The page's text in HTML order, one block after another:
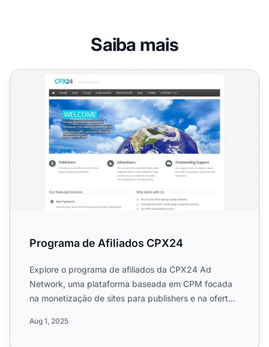
Saiba mais
Programa de Afiliados CPX24
Programa de Afiliados CPX24
Explore o programa de afiliados da CPX24 Ad
Network, uma plataforma baseada em CPM focada
na monetização de sites para publishers e na oferta
Aug 1, 2025